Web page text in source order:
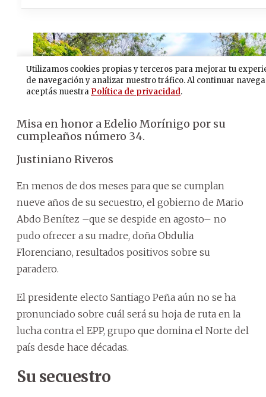
Misa en honor a Edelio Morínigo por su
cumpleaños número 34.
Justiniano Riveros
En menos de dos meses para que se cumplan
nueve años de su secuestro, el gobierno de Mario
Abdo Benítez –que se despide en agosto– no
pudo ofrecer a su madre, doña Obdulia
Florenciano, resultados positivos sobre su
paradero.
El presidente electo Santiago Peña aún no se ha
pronunciado sobre cuál será su hoja de ruta en la
lucha contra el EPP, grupo que domina el Norte del
país desde hace décadas.
Su secuestro